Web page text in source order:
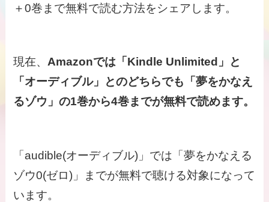
＋0巻まで無料で読む方法をシェアします。
現在、 Amazonでは「Kindle Unlimited」と
「オーディブル」とのどちらでも「夢をかなえ
るゾウ」の1巻から4巻までが無料で読めます。
「audible(オーディブル)」では「夢をかなえる
ゾウ0(ゼロ)」までが無料で聴ける対象になって
います。